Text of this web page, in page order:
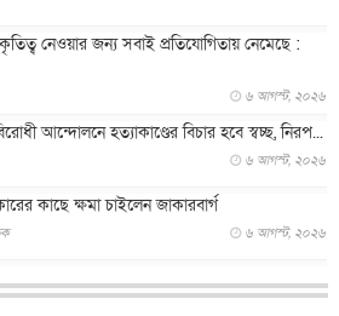
নেওয়ার জন্য সবাই প্রতিযোগিতায় নেমেছে :
৬ আগস্ট, ২০২৬
আন্দোলনে হত্যাকাণ্ডের বিচার হবে স্বচ্ছ, নিরপ...
৬ আগস্ট, ২০২৬
কাছে ক্ষমা চাইলেন জাকারবার্গ
৬ আগস্ট, ২০২৬
হেলিকপ্টার ও যাত্রীবাহী বিমান মুখোমুখি, তদন্...